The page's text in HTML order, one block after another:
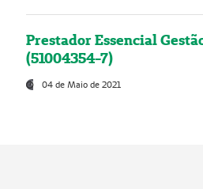
Prestador Essencial
(51004354-7)
04 de Maio de 2021